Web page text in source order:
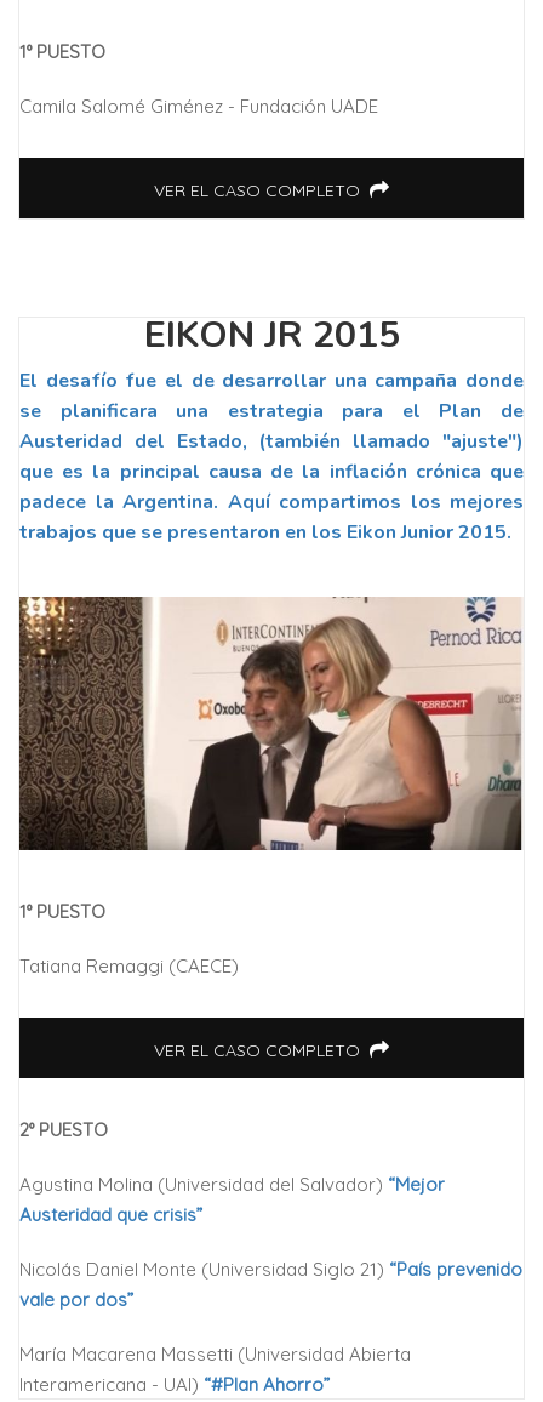
1° PUESTO
Camila Salomé Giménez - Fundación UADE
VER EL CASO COMPLETO
EIKON JR 2015
El desafío fue el de desarrollar una campaña donde
se planificara una estrategia para el Plan de
Austeridad del Estado, (también llamado "ajuste")
que es la principal causa de la inflación crónica que
padece la Argentina. Aquí compartimos los mejores
trabajos que se presentaron en los Eikon Junior 2015.
1° PUESTO
Tatiana Remaggi (CAECE)
VER EL CASO COMPLETO
2° PUESTO
Agustina Molina (Universidad del Salvador) “Mejor
Austeridad que crisis”
Nicolás Daniel Monte (Universidad Siglo 21) “País prevenido
vale por dos”
María Macarena Massetti (Universidad Abierta
Interamericana - UAI) “#Plan Ahorro”